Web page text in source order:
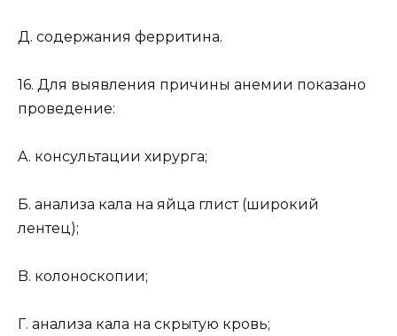
Д. содержания ферритина.
16. Для выявления причины анемии показано
проведение:
A. консультации хирурга;
Б. анализа кала на яйца глист (широкий
лентец);
B. колоноскопии;
Г. анализа кала на скрытую кровь;